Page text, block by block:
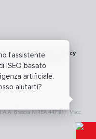
l'assistente
ISEO basato
artificiale.
aiutarti?
reserved
€ 24.340.965 |
Brescia N.REA 447181 |. Mecc.
policyPrivacy policy
Richiamo prodotti